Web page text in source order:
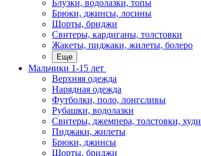
Блузки, водолазки, топы
Брюки, джинсы, лосины
Шорты, бриджи
Свитеры, кардиганы, толстовки
Жакеты, пиджаки, жилеты, болеро
Еще
Мальчики 1-15 лет
Верхняя одежда
Нарядная одежда
Футболки, поло, лонгсливы
Рубашки, водолазки
Свитеры, джемпера, толстовки, худи
Пиджаки, жилеты
Брюки, джинсы
Шорты, бриджи